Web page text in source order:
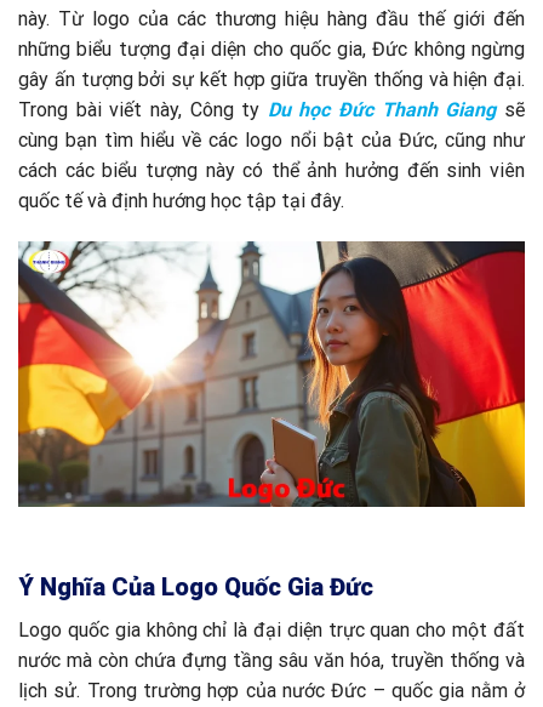
này. Từ logo của các thương hiệu hàng đầu thế giới đến
những biểu tượng đại diện cho quốc gia, Đức không ngừng
gây ấn tượng bởi sự kết hợp giữa truyền thống và hiện đại.
Trong bài viết này, Công ty Du học ĐứcThanh Giangsẽ
cùng bạn tìm hiểu về các logo nổi bật của Đức, cũng như
cách các biểu tượng này có thể ảnh hưởng đến sinh viên
quốc tế và định hướng học tập tại đây.
Ý Nghĩa Của Logo Quốc Gia Đức
Logo quốc gia không chỉ là đại diện trực quan cho một đất
nước mà còn chứa đựng tầng sâu văn hóa, truyền thống và
lịch sử. Trong trường hợp của nước Đức – quốc gia nằm ở